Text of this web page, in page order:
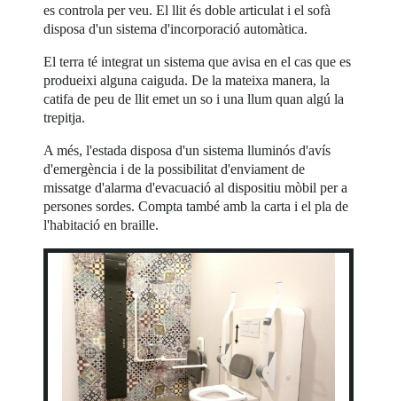
es controla per veu. El llit és doble articulat i el sofà
disposa d'un sistema d'incorporació automàtica.
El terra té integrat un sistema que avisa en el cas que es
produeixi alguna caiguda. De la mateixa manera, la
catifa de peu de llit emet un so i una llum quan algú la
trepitja.
A més, l'estada disposa d'un sistema lluminós d'avís
d'emergència i de la possibilitat d'enviament de
missatge d'alarma d'evacuació al dispositiu mòbil per a
persones sordes. Compta també amb la carta i el pla de
l'habitació en braille.